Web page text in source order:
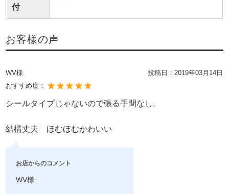
付
お客様の声
WV様 投稿日：2019年03月14日
おすすめ度：
シールタイプじゃないので張る手間なし。
結構丈夫 ほむほむかわいい
お店からのコメント
WV様